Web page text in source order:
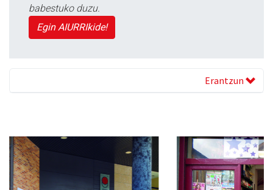
babestuko duzu.
Egin AIURRIkide!
Erantzun